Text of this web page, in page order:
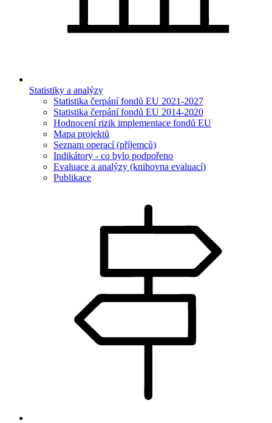
Statistiky a analýzy
Statistika čerpání fondů EU 2021-2027
Statistika čerpání fondů EU 2014-2020
Hodnocení rizik implementace fondů EU
Mapa projektů
Seznam operací (příjemců)
Indikátory - co bylo podpořeno
Evaluace a analýzy (knihovna evaluací)
Publikace